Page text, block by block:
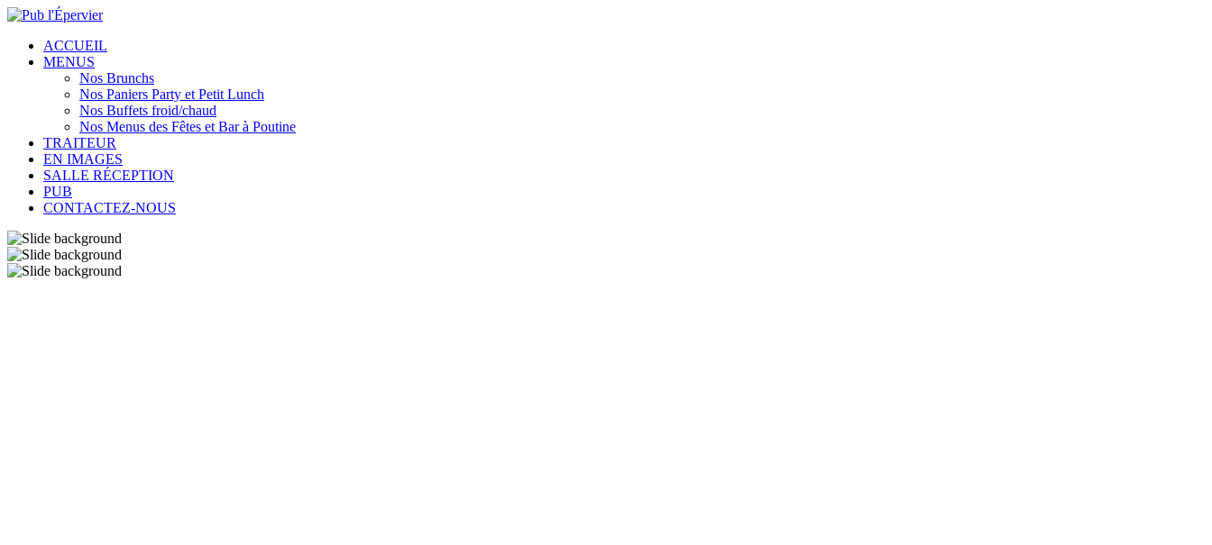
ACCUEIL
MENUS
Nos Brunchs
Nos Paniers Party et Petit Lunch
Nos Buffets froid/chaud
Nos Menus des Fêtes et Bar à Poutine
TRAITEUR
EN IMAGES
SALLE RÉCEPTION
PUB
CONTACTEZ-NOUS